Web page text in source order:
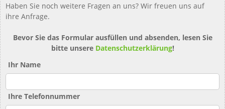
Haben Sie noch weitere Fragen an uns? Wir freuen uns auf
ihre Anfrage.
Bevor Sie das Formular ausfüllen und absenden, lesen Sie
bitte unsere Datenschutzerklärung!
Ihr Name
Ihre Telefonnummer